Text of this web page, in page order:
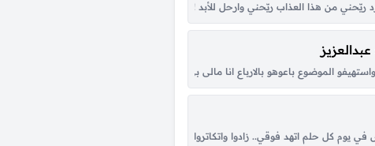
يا سامعين الصوت صوتي أنا ليها والي خلقها بموت لو رادت أفديها عايش بقلبي
ريّحني من هذا العذاب ريّحني وارحل للأبد !! الوقت ما يحسب حساب يمضي .. ونمضي به
سنين العمر وإنتي هناها كل همّي راحتك وأسعى وراها عيني بعدك ما تحب إلا
الموضوع باعوهو بالارباع انا مالى بى الزى ديل ليه ياخ من القله بس كلو من
عامل إيه؟ ده انا لما اقابل صدفة واحد من صحابك على طول بسأل عليك وقبل ما
يوم كل حلم اتهد فوقي.. زادوا واتكاتروا الهموم انتهيت من يوم غيابه..شوقي